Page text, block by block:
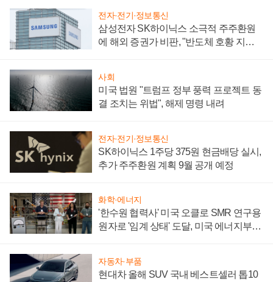
전자·전기·정보통신
삼성전자 SK하이닉스 소극적 주주환원
에 해외 증권가 비판, "반도체 호황 지속
사회
미국 법원 "트럼프 정부 풍력 프로젝트 동
결 조치는 위법", 해제 명령 내려
전자·전기·정보통신
SK하이닉스 1주당 375원 현금배당 실시,
추가 주주환원 계획 9월 공개 예정
화학·에너지
'한수원 협력사' 미국 오클로 SMR 연구용
원자로 '임계 상태' 도달, 미국 에너지부
자동차·부품
현대차 올해 SUV 국내 베스트셀러 톱10